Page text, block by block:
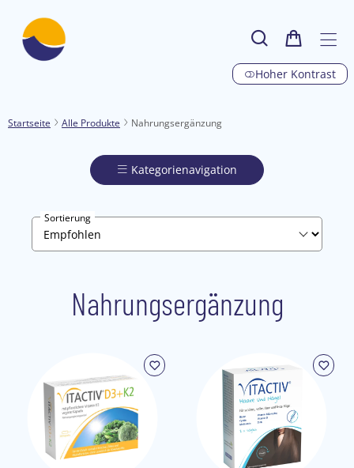
Hoher Kontrast
Startseite Alle Produkte Nahrungsergänzung
Kategorienavigation
Sortierung
Nahrungsergänzung